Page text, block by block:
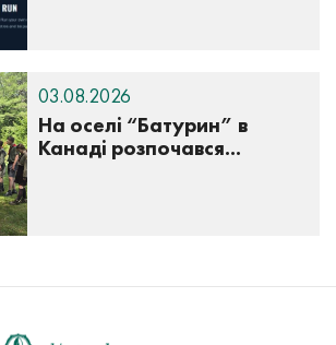
На оселі “Батурин” в
Канаді розпочався...
03.08.2026